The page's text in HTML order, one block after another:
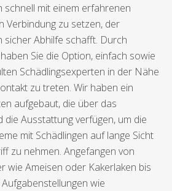
schnell mit einem erfahrenen
Verbindung zu setzen, der
sicher Abhilfe schafft. Durch
Sie die Option, einfach sowie
Schädlingsexperten in der Nähe
zu treten. Wir haben ein
aufgebaut, die über das
die Ausstattung verfügen, um die
mit Schädlingen auf lange Sicht
zu nehmen. Angefangen von
wie Ameisen oder Kakerlaken bis
wie